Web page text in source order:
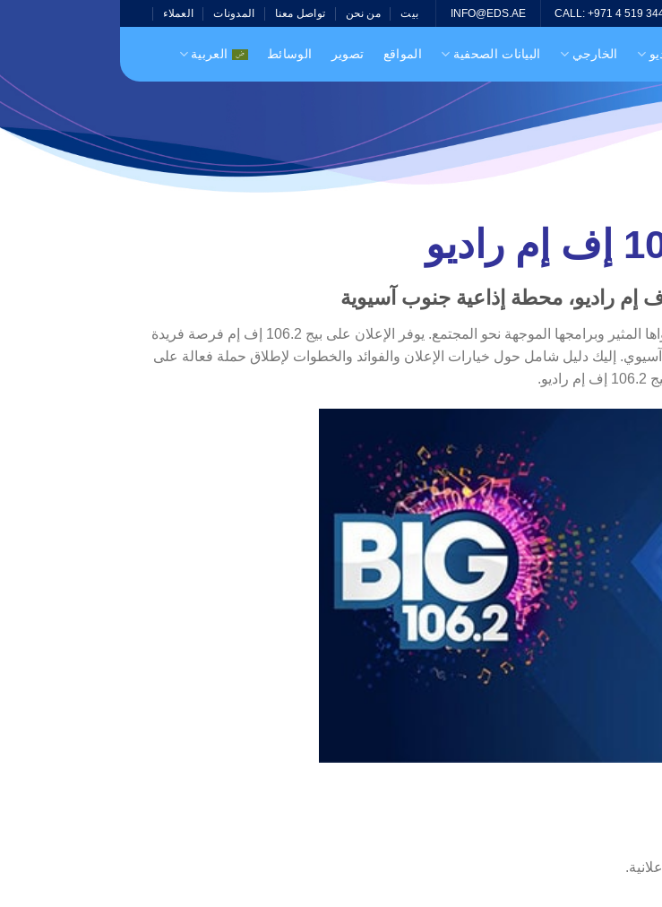
CALL: +971 4 519
INFO@EDS.AE بيت من نحن تواصل معنا المدونات العملاء
الخارجي البيانات الصحفية المواقع تصوير الوسائط العربية
تُعد بيج 106.2 إف إم محطة إذاعية جنوب آسيوية بارزة معروفة بمحتواها المثير وبرامجها الموجهة نحو المجتمع. يوفر الإعلان على بيج 106.2 إف إم فرصة فريدة
إليك دليل شامل حول خيارات الإعلان والفوائد والخطوات لإطلاق حملة فعالة على
إف إم راديو.